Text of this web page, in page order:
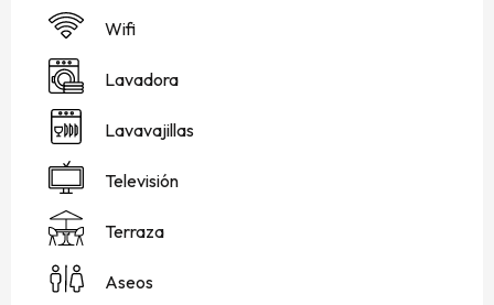
Wifi
Lavadora
Lavavajillas
Televisión
Terraza
Aseos